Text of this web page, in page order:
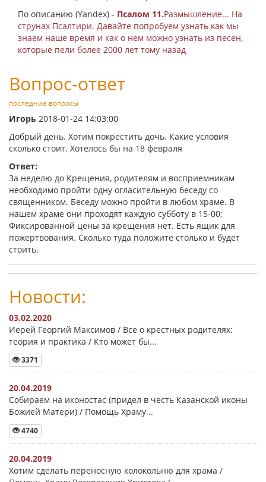
По описанию (Yandex) - Псалом 11.Размышление... На
струнах Псалтири. Давайте попробуем узнать как мы
знаем наше время и как о нем можно узнать из песен,
которые пели более 2000 лет тому назад
Вопрос-ответ
последние вопросы
Игорь 2018-01-24 14:03:00
Добрый день. Хотим покрестить дочь. Какие условия
сколько стоит. Хотелось бы на 18 февраля
Ответ:
За неделю до Крещения, родителям и восприемникам
необходимо пройти одну огласительную беседу со
священником. Беседу можно пройти в любом храме. В
нашем храме они проходят каждую субботу в 15-00;
Фиксированной цены за крещения нет. Есть ящик для
пожертвования. Сколько туда положите столько и будет
стоить.
Новости:
03.02.2020
Иерей Георгий Максимов / Все о крестных родителях:
теория и практика / Кто может бы...
3371
20.04.2019
Собираем на иконостас (придел в честь Казанской иконы
Божией Матери) / Помощь Храму...
4740
20.04.2019
Хотим сделать переносную колокольню для храма /